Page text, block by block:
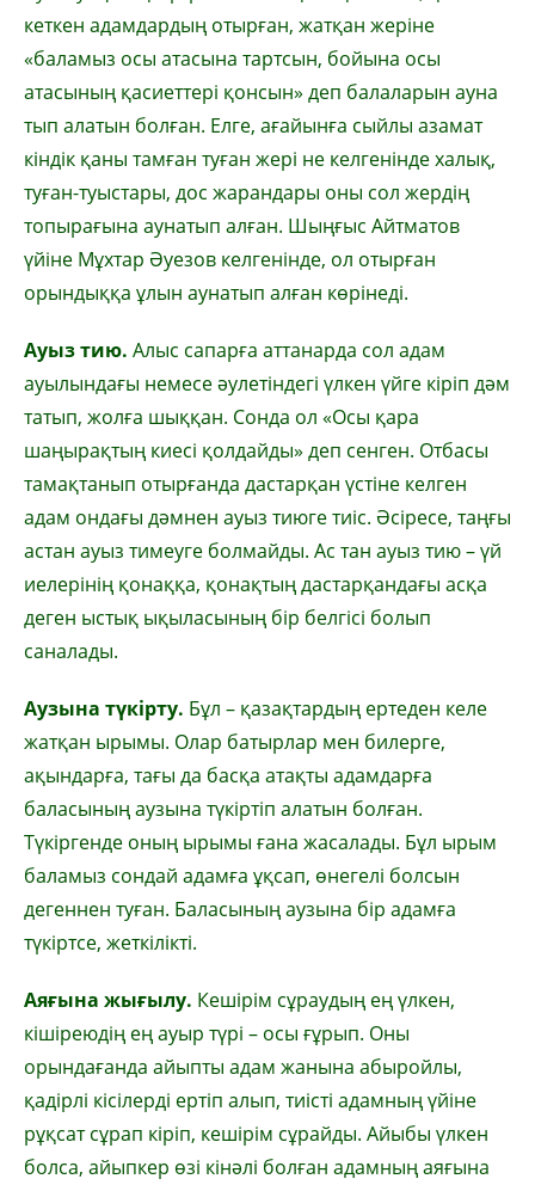
кеткен адамдардың отырған, жатқан жеріне
«баламыз осы атасына тартсын, бойына осы
атасының қасиеттері қонсын» деп балаларын ауна
тып алатын болған. Елге, ағайынға сыйлы азамат
кіндік қаны тамған туған жері не келгенінде халық,
туған-туыстары, дос жарандары оны сол жердің
топырағына аунатып алған. Шыңғыс Айтматов
үйіне Мұхтар Әуезов келгенінде, ол отырған
орындыққа ұлын аунатып алған көрінеді.
Ауыз тию. Алыс сапарға аттанарда сол адам
ауылындағы немесе әулетіндегі үлкен үйге кіріп дәм
татып, жолға шыққан. Сонда ол «Осы қара
шаңырақтың киесі қолдайды» деп сенген. Отбасы
тамақтанып отырғанда дастарқан үстіне келген
адам ондағы дәмнен ауыз тиюге тиіс. Әсіресе, таңғы
астан ауыз тимеуге болмайды. Ас тан ауыз тию – үй
иелерінің қонаққа, қонақтың дастарқандағы асқа
деген ыстық ықыласының бір белгісі болып
саналады.
Аузына түкірту. Бұл – қазақтардың ертеден келе
жатқан ырымы. Олар батырлар мен билерге,
ақындарға, тағы да басқа атақты адамдарға
баласының аузына түкіртіп алатын болған.
Түкіргенде оның ырымы ғана жасалады. Бұл ырым
баламыз сондай адамға ұқсап, өнегелі болсын
дегеннен туған. Баласының аузына бір адамға
түкіртсе, жеткілікті.
Аяғына жығылу. Кешірім сұраудың ең үлкен,
кішіреюдің ең ауыр түрі – осы ғұрып. Оны
орындағанда айыпты адам жанына абыройлы,
қадірлі кісілерді ертіп алып, тиісті адамның үйіне
рұқсат сұрап кіріп, кешірім сұрайды. Айыбы үлкен
болса, айыпкер өзі кінәлі болған адамның аяғына